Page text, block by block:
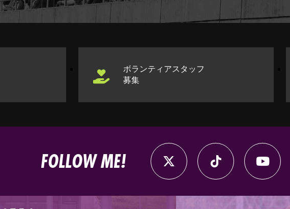
ボランティアスタッフ
募集
FOLLOW ME!